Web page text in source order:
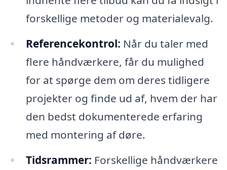
forskellige metoder og materialevalg.
Referencekontrol: Når du taler med
flere håndværkere, får du mulighed
for at spørge dem om deres tidligere
projekter og finde ud af, hvem der har
den bedst dokumenterede erfaring
med montering af døre.
Tidsrammer: Forskellige håndværkere